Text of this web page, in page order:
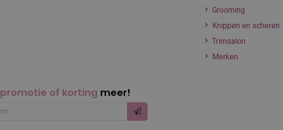
Grooming
Knippen en scheren
Trimsalon
Merken
promotie of korting meer!